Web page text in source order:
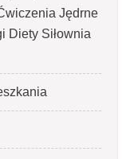
Jędrne
Diety Siłownia